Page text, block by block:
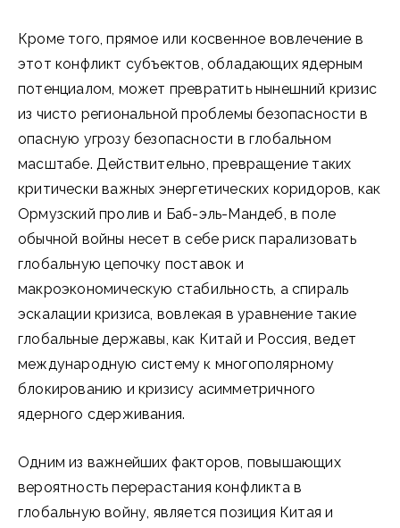
Кроме того, прямое или косвенное вовлечение в
этот конфликт субъектов, обладающих ядерным
потенциалом, может превратить нынешний кризис
из чисто региональной проблемы безопасности в
опасную угрозу безопасности в глобальном
масштабе. Действительно, превращение таких
критически важных энергетических коридоров, как
Ормузский пролив и Баб-эль-Мандеб, в поле
обычной войны несет в себе риск парализовать
глобальную цепочку поставок и
макроэкономическую стабильность, а спираль
эскалации кризиса, вовлекая в уравнение такие
глобальные державы, как Китай и Россия, ведет
международную систему к многополярному
блокированию и кризису асимметричного
ядерного сдерживания.
Одним из важнейших факторов, повышающих
вероятность перерастания конфликта в
глобальную войну, является позиция Китая и